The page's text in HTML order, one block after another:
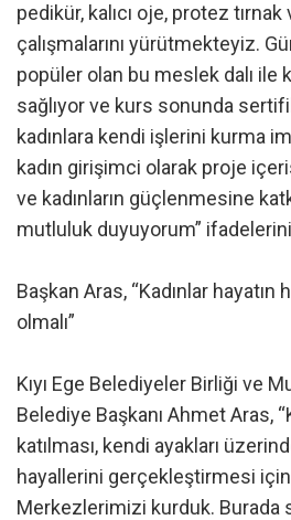
pedikür, kalıcı oje, protez
çalışmalarını yürütmekteyiz.
popüler olan bu meslek dalı ile
sağlıyor ve kurs sonunda
kadınlara kendi işlerini kurma
kadın girişimci olarak proje
ve kadınların güçlenmesine
mutluluk duyuyorum” ifadelerini
Başkan Aras, “Kadınlar hayatın
olmalı”
Kıyı Ege Belediyeler Birliği ve
Belediye Başkanı Ahmet Aras,
katılması, kendi ayakları
hayallerini gerçekleştirmesi için
Merkezlerimizi kurduk. Burada